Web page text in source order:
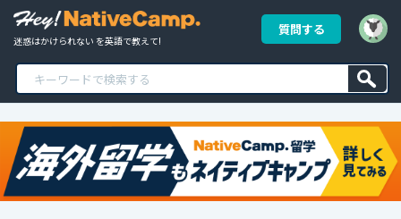
迷惑はかけられない を英語で教えて!
質問する